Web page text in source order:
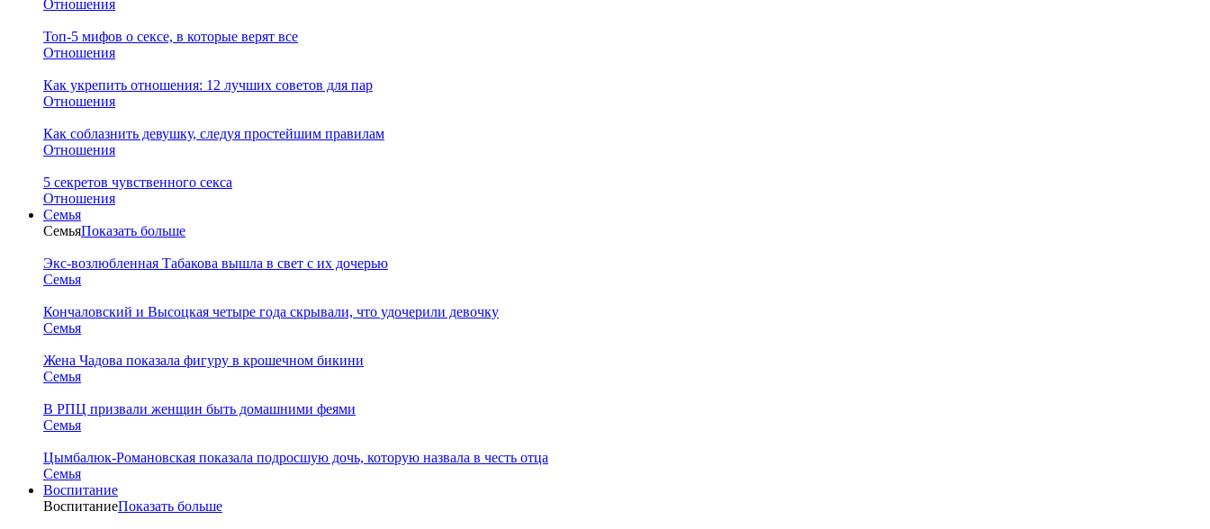
Отношения
Топ-5 мифов о сексе, в которые верят все
Отношения
Как укрепить отношения: 12 лучших советов для пар
Отношения
Как соблазнить девушку, следуя простейшим правилам
Отношения
5 секретов чувственного секса
Отношения
Семья
СемьяПоказать больше
Экс-возлюбленная Табакова вышла в свет с их дочерью
Семья
Кончаловский и Высоцкая четыре года скрывали, что удочерили девочку
Семья
Жена Чадова показала фигуру в крошечном бикини
Семья
В РПЦ призвали женщин быть домашними феями
Семья
Цымбалюк-Романовская показала подросшую дочь, которую назвала в честь отца
Семья
Воспитание
ВоспитаниеПоказать больше